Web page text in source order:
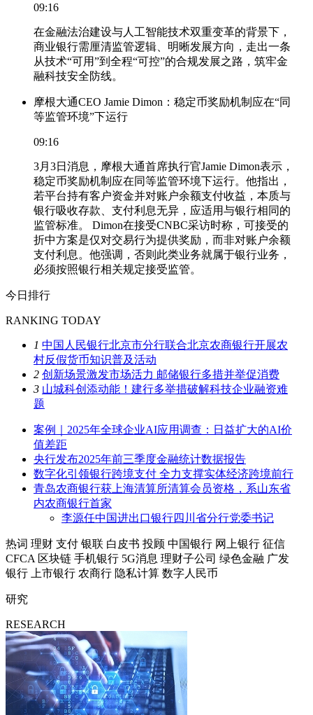
09:16
在金融法治建设与人工智能技术双重变革的背景下，
商业银行需厘清监管逻辑、明晰发展方向，走出一条
从技术“可用”到全程“可控”的合规发展之路，筑牢金
融科技安全防线。
摩根大通CEO Jamie Dimon：稳定币奖励机制应在“同
等监管环境”下运行
09:16
3月3日消息，摩根大通首席执行官Jamie Dimon表示，
稳定币奖励机制应在同等监管环境下运行。他指出，
若平台持有客户资金并对账户余额支付收益，本质与
银行吸收存款、支付利息无异，应适用与银行相同的
监管标准。 Dimon在接受CNBC采访时称，可接受的
折中方案是仅对交易行为提供奖励，而非对账户余额
支付利息。他强调，否则此类业务就属于银行业务，
必须按照银行相关规定接受监管。
今日排行
RANKING TODAY
1 中国人民银行北京市分行联合北京农商银行开展农
村反假货币知识普及活动
2 创新场景激发市场活力 邮储银行多措并举促消费
3 山城科创添动能！建行多举措破解科技企业融资难
题
案例｜2025年全球企业AI应用调查：日益扩大的AI价
值差距
央行发布2025年前三季度金融统计数据报告
数字化引领银行跨境支付 全力支撑实体经济跨境前行
青岛农商银行获上海清算所清算会员资格，系山东省
内农商银行首家
李源任中国进出口银行四川省分行党委书记
热词 理财 支付 银联 白皮书 投顾 中国银行 网上银行 征信
CFCA 区块链 手机银行 5G消息 理财子公司 绿色金融 广发
银行
上市银行 农商行 隐私计算 数字人民币
研究
RESEARCH